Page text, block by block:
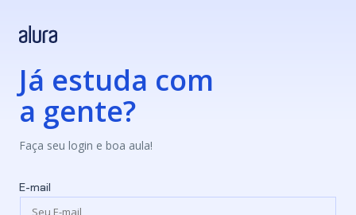
Já estuda com
a gente?
Faça seu login e boa aula!
E-mail